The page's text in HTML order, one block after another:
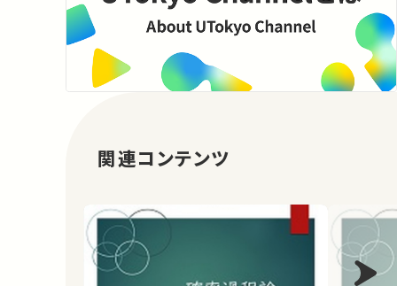
関連コンテンツ